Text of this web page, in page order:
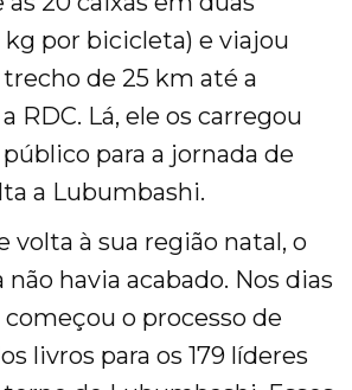
kg por bicicleta) e viajou
de 25 km até a
RDC. Lá, ele os carregou
para a jornada de
a Lubumbashi.
volta à sua região natal, o
havia acabado. Nos dias
o processo de
livros para os 179 líderes